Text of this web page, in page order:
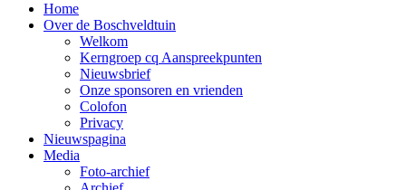
Home
Over de Boschveldtuin
Welkom
Kerngroep cq Aanspreekpunten
Nieuwsbrief
Onze sponsoren en vrienden
Colofon
Privacy
Nieuwspagina
Media
Foto-archief